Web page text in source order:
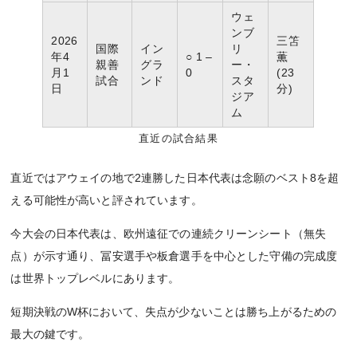
2026
年4
月1
日
国際
親善
試合
イン
グラ
ンド
○ 1 –
0
ウェ
ンブ
リ
ー・
スタ
ジア
ム
三笘
薫
(23
分)
直近の試合結果
直近ではアウェイの地で2連勝した日本代表は念願のベスト8を超
える可能性が高いと評されています。
今大会の日本代表は、欧州遠征での連続クリーンシート（無失
点）が示す通り、冨安選手や板倉選手を中心とした守備の完成度
は世界トップレベルにあります。
短期決戦のW杯において、失点が少ないことは勝ち上がるための
最大の鍵です。